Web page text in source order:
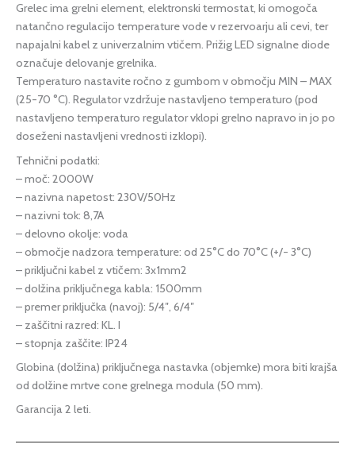
Grelec ima grelni element, elektronski termostat, ki omogoča
natančno regulacijo temperature vode v rezervoarju ali cevi, ter
napajalni kabel z univerzalnim vtičem. Prižig LED signalne diode
označuje delovanje grelnika.
Temperaturo nastavite ročno z gumbom v območju MIN – MAX
(25-70 °C). Regulator vzdržuje nastavljeno temperaturo (pod
nastavljeno temperaturo regulator vklopi grelno napravo in jo po
doseženi nastavljeni vrednosti izklopi).
Tehnični podatki:
– moč: 2000W
– nazivna napetost: 230V/50Hz
– nazivni tok: 8,7A
– delovno okolje: voda
– območje nadzora temperature: od 25°C do 70°C (+/- 3°C)
– priključni kabel z vtičem: 3x1mm2
– dolžina priključnega kabla: 1500mm
– premer priključka (navoj): 5/4″, 6/4″
– zaščitni razred: KL. I
– stopnja zaščite: IP24
Globina (dolžina) priključnega nastavka (objemke) mora biti krajša
od dolžine mrtve cone grelnega modula (50 mm).
Garancija 2 leti.